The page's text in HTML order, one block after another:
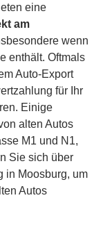
eine
am
wenn
enthält. Oftmals
Auto-Export
für Ihr
Einige
alten Autos
M1 und N1,
Sie sich über
in Moosburg, um
Autos